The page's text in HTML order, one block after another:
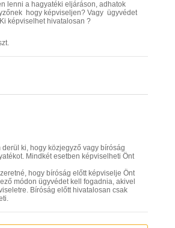
lenni a hagyatéki eljáráson, adhatok
hogy képviseljen? Vagy ügyvédet
képviselhet hivatalosan ?
derül ki, hogy közjegyző vagy bíróság
Mindkét esetben képviselheti Önt
hogy bíróság előtt képviselje Önt
módon ügyvédet kell fogadnia, akivel
Bíróság előtt hivatalosan csak